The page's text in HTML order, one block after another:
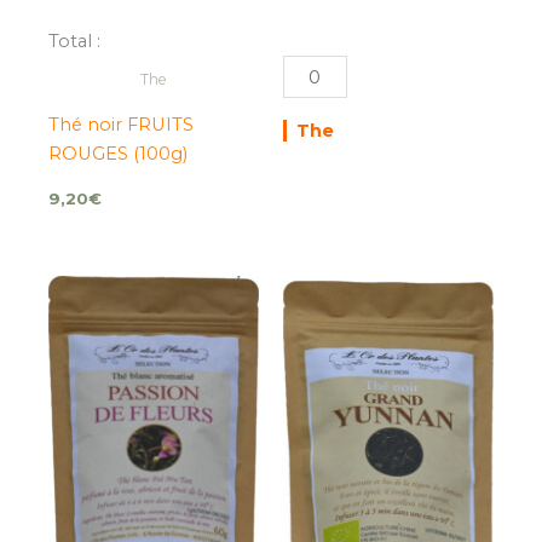
Total :
The
Thé noir FRUITS
ROUGES (100g)
9,20€
The
quantité
de
Les
TROIS
FLEURS
(100g)
quantité
Thé
de
Chine
GRAND
YUNNAN
(100g)*